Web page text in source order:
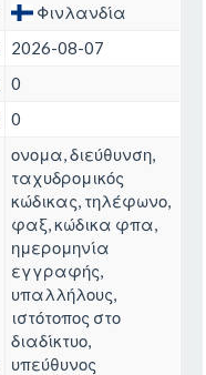
Φινλανδία
2026-08-07
0
0
ονομα, διεύθυνση,
ταχυδρομικός
κώδικας, τηλέφωνο,
φαξ, κώδικα φπα,
ημερομηνία
εγγραφής,
υπαλλήλους,
ιστότοπος στο
διαδίκτυο,
υπεύθυνος